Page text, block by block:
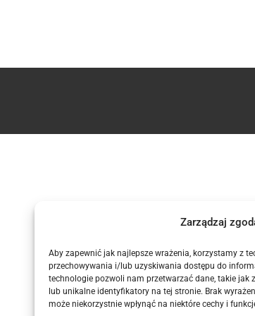
Zarządzaj
Aby zapewnić jak najlepsze wrażenia, korzystamy z
przechowywania i/lub uzyskiwania dostępu do
technologie pozwoli nam przetwarzać dane, takie jak
lub unikalne identyfikatory na tej stronie. Brak
może niekorzystnie wpłynąć na niektóre cechy i